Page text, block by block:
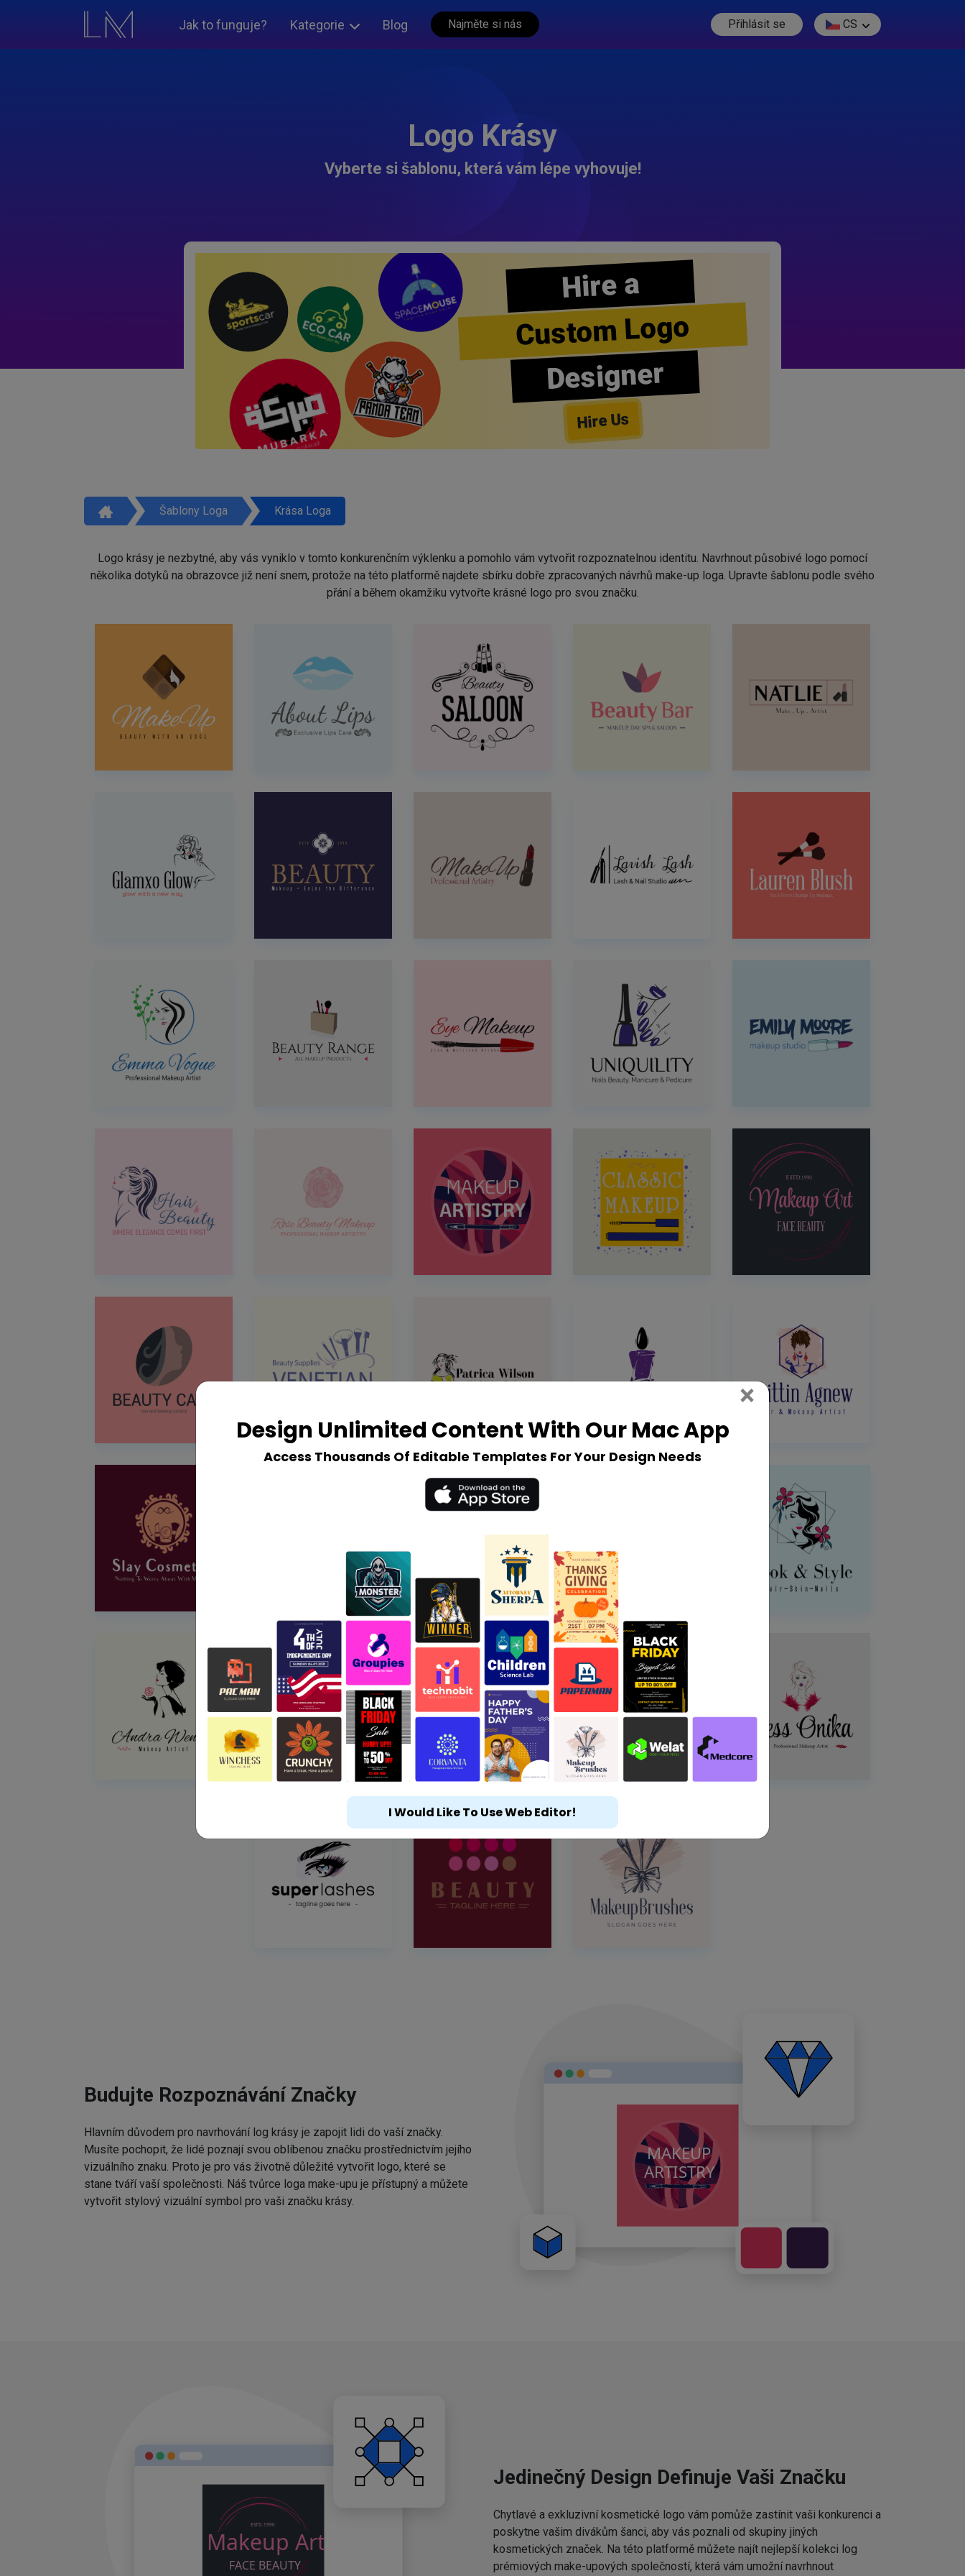
Jak to funguje? Kategorie Blog Najměte si nás Přihlásit se CS
Logo Krásy
Vyberte si šablonu, která vám lépe vyhovuje!
Hire a
Custom Logo
Designer
Hire Us
Šablony Loga Krása Loga
Logo krásy je nezbytné, aby vás vyniklo v tomto konkurenčním výklenku a pomohlo vám vytvořit rozpoznatelnou identitu. Navrhnout působivé logo pomocí
několika dotyků na obrazovce již není snem, protože na této platformě najdete sbírku dobře zpracovaných návrhů make-up loga. Upravte šablonu podle svého
přání a během okamžiku vytvořte krásné logo pro svou značku.
Budujte Rozpoznávání Značky
Hlavním důvodem pro navrhování log krásy je zapojit lidi do vaší značky.
Musíte pochopit, že lidé poznají svou oblíbenou značku prostřednictvím jejího
vizuálního znaku. Proto je pro vás životně důležité vytvořit logo, které se
stane tváří vaší společnosti. Náš tvůrce loga make-upu je přístupný a můžete
vytvořit stylový vizuální symbol pro vaši značku krásy.
Jedinečný Design Definuje Vaši Značku
Chytlavé a exkluzivní kosmetické logo vám pomůže zastínit vaši konkurenci a
poskytne vašim divákům šanci, aby vás poznali od skupiny jiných
kosmetických značek. Na této platformě můžete najít nejlepší kolekci log
prémiových make-upových společností, která vám umožní navrhnout
Design Unlimited Content With Our Mac App
Access Thousands Of Editable Templates For Your Design Needs
× Close
I Would Like To Use Web Editor!